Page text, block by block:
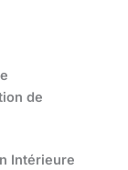
de
Intérieure